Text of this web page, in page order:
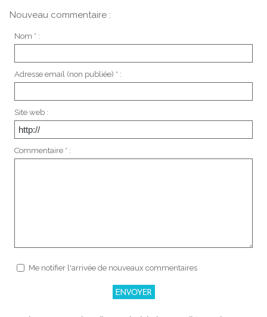
Nouveau commentaire :
Nom * :
Adresse email (non publiée) * :
Site web :
Commentaire * :
Me notifier l'arrivée de nouveaux commentaires